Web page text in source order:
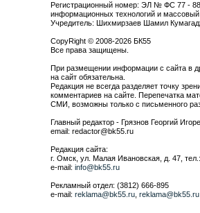
Регистрационный номер: ЭЛ № ФС 77 -
информационных технологий и
Учредитель: Шихмирзаев Шамил
CopyRight © 2008-2026 БК55
Все права защищены.
При размещении информации с сайта в
на сайт обязательна.
Редакция не всегда разделяет точку
комментариев на сайте. Перепечатка
СМИ, возможны только с письменного
Главный редактор - Грязнов Георгий
email: redactor@bk55.ru
Редакция сайта:
г. Омск, ул. Малая Ивановская, д. 47,
e-mail: info@bk55.ru
Рекламный отдел: (3812) 666-895
e-mail: reklama@bk55.ru reklama@bk55.ru